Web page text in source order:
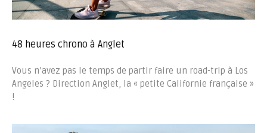
48 heures chrono à Anglet
Vous n’avez pas le temps de partir faire un road-trip à Los
Angeles ? Direction Anglet, la « petite Californie française »
!